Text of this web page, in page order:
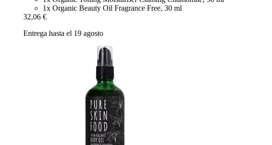
1x Organic Beauty Oil Fragrance Free, 30 ml
32,06 €
Entrega hasta el 19 agosto